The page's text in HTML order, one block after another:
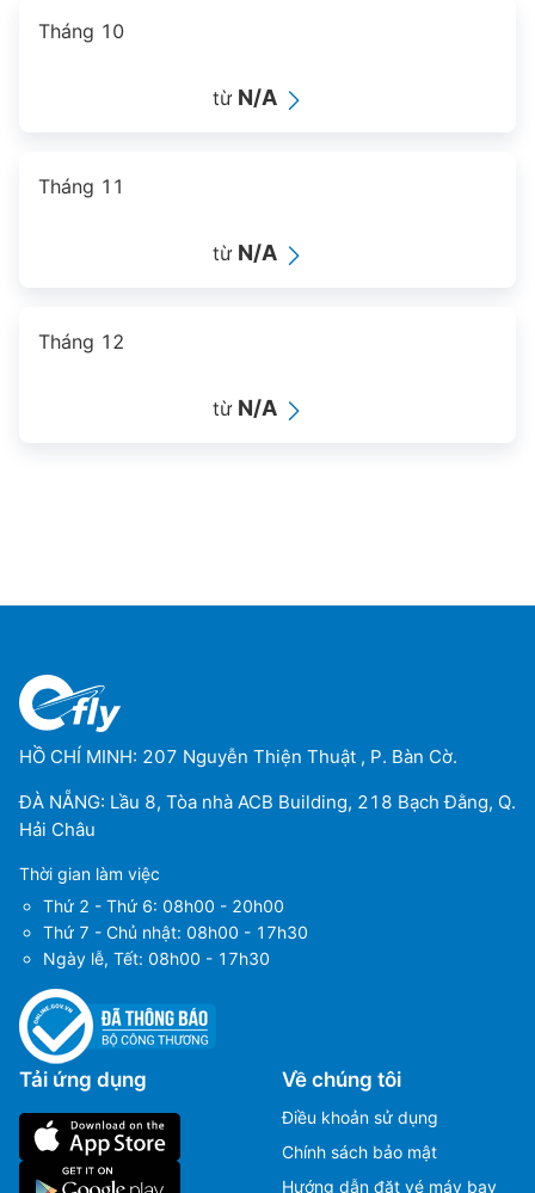
Tháng 10
từ N/A
Tháng 11
từ N/A
Tháng 12
từ N/A
HỒ CHÍ MINH: 207 Nguyễn Thiện Thuật , P. Bàn Cờ.
ĐÀ NẴNG: Lầu 8, Tòa nhà ACB Building, 218 Bạch Đằng, Q.
Hải Châu
Thời gian làm việc
Thứ 2 - Thứ 6: 08h00 - 20h00
Thứ 7 - Chủ nhật: 08h00 - 17h30
Ngày lễ, Tết: 08h00 - 17h30
Tải ứng dụng Về chúng tôi
Điều khoản sử dụng
Chính sách bảo mật
Hướng dẫn đặt vé máy bay